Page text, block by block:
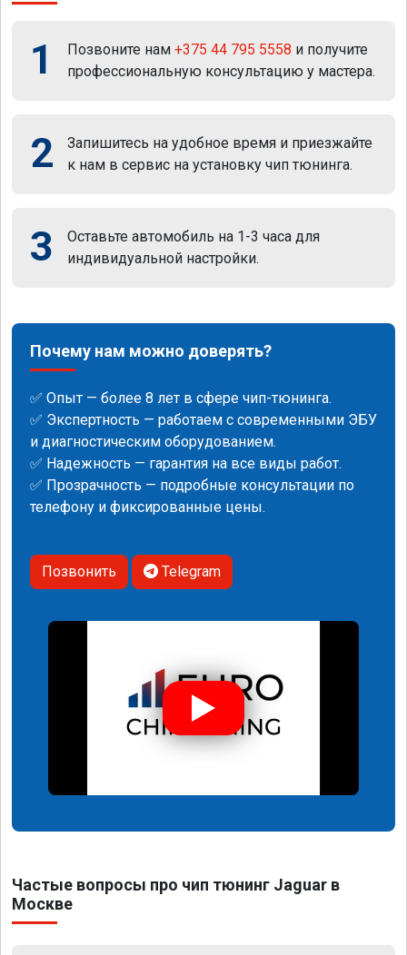
1 Позвоните нам +375 44 795 5558 и получите
профессиональную консультацию у мастера.
2
Запишитесь на удобное время и приезжайте
к нам в сервис на установку чип тюнинга.
3
Оставьте автомобиль на 1-3 часа для
индивидуальной настройки.
Почему нам можно доверять?
✅ Опыт — более 8 лет в сфере чип-тюнинга.
✅ Экспертность — работаем с современными ЭБУ
и диагностическим оборудованием.
✅ Надежность — гарантия на все виды работ.
✅ Прозрачность — подробные консультации по
телефону и фиксированные цены.
Позвонить Telegram
Частые вопросы про чип тюнинг Jaguar в
Москве